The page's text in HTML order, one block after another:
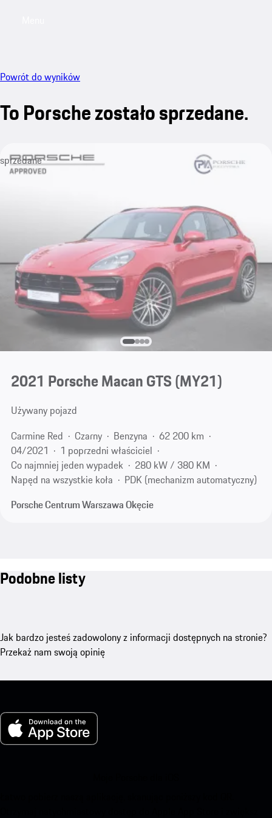
Powrót do wyników
To Porsche zostało sprzedane.
sprzedane
2021 Porsche Macan GTS (MY21)
Używany pojazd
Carmine Red
Czarny Benzyna
62 200 km
04/2021
1 poprzedni właściciel
Co najmniej jeden wypadek
280 kW / 380 KM
Napęd na wszystkie koła
PDK (mechanizm automatyczny)
Porsche Centrum Warszawa Okęcie
Podobne listy
Jak bardzo jesteś zadowolony z informacji dostępnych na stronie?
Przekaż nam swoją opinię